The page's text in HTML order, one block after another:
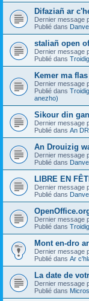
Difaziañ ar
Dernier message
Publié dans
staliañ open
Dernier message
Publié dans
Kemer ma
Dernier message
Publié dans
anezho)
Sikour din
Dernier message
Publié dans An
An Drouizig
Dernier message
Publié dans
LIBRE EN
Dernier message
Publié dans
Dernier message
Publié dans
Mont en-dro
Dernier message
Publié dans Ar
La date de
Dernier message
Publié dans